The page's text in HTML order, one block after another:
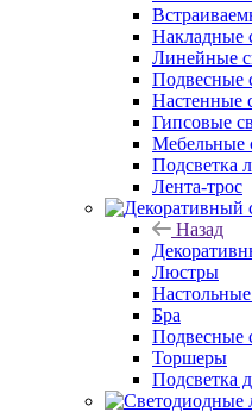
Накладные
Линейные
Подвесные
Настенные
Гипсовые
Мебельные
Подсветка
Лента-трос
Назад
Люстры
Бра
Подвесные
Торшеры
Подсветка